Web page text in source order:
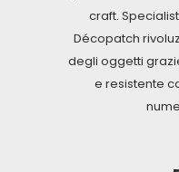
craft.
Décopatch
degli oggetti
e resistente